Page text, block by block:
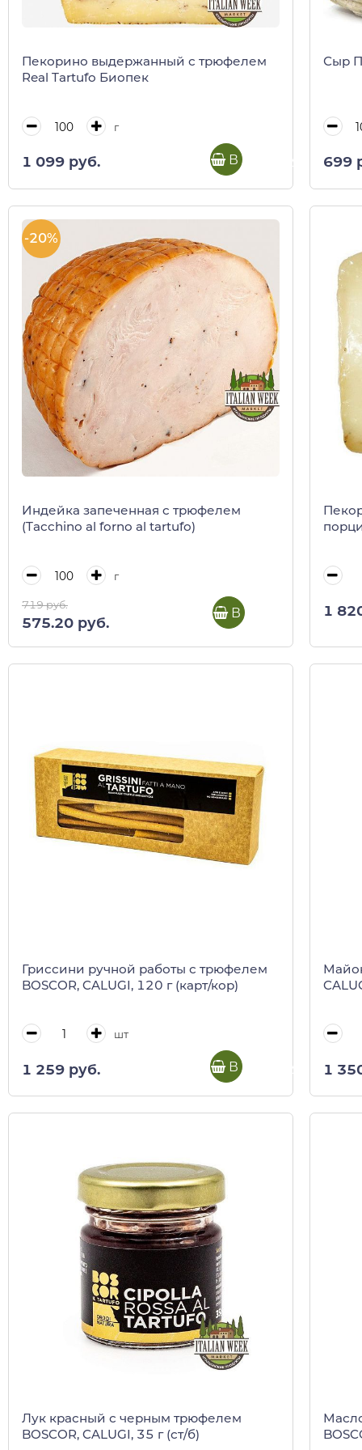
Пекорино выдержанный с трюфелем
Real Tartufo Биопек
г
1 099 руб. В корзину
Сыр
699
-20%
Индейка запеченная c трюфелем
(Tacchino al forno al tartufo)
г
719 руб.
575.20 руб.
В корзину 1
Гриссини ручной работы с трюфелем
BOSCOR, CALUGI, 120 г (карт/кор)
шт
1 259 руб. В корзину 1
Лук красный с черным трюфелем
BOSCOR, CALUGI, 35 г (ст/б)